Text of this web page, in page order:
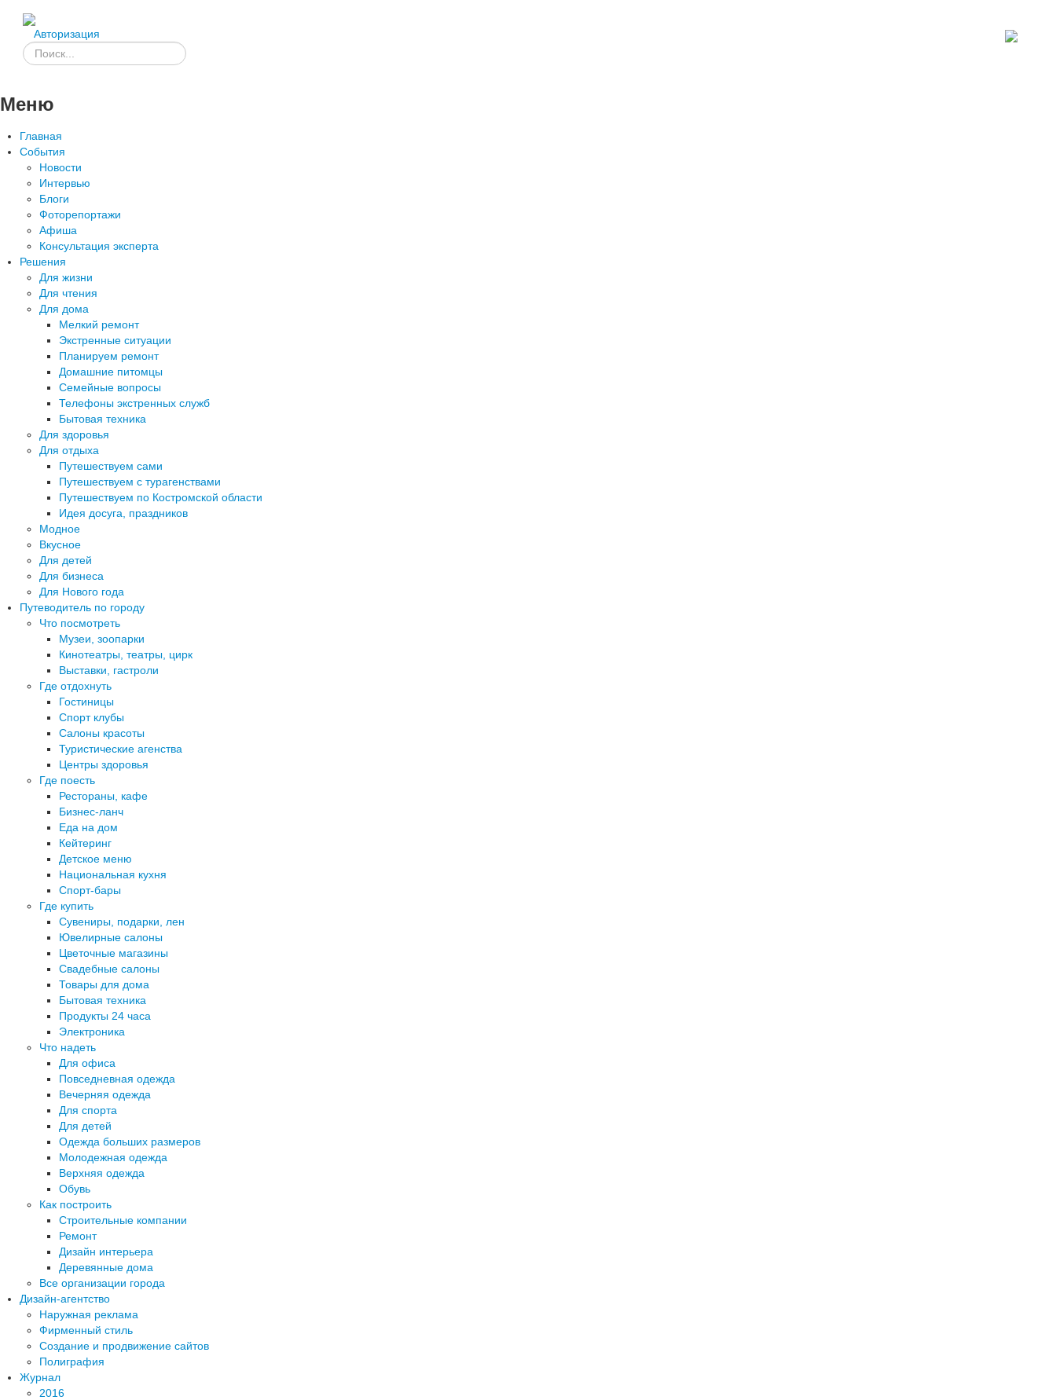
Авторизация
Меню
Главная
События
Новости
Интервью
Блоги
Фоторепортажи
Афиша
Консультация эксперта
Решения
Для жизни
Для чтения
Для дома
Мелкий ремонт
Экстренные ситуации
Планируем ремонт
Домашние питомцы
Семейные вопросы
Телефоны экстренных служб
Бытовая техника
Для здоровья
Для отдыха
Путешествуем сами
Путешествуем с турагенствами
Путешествуем по Костромской области
Идея досуга, праздников
Модное
Вкусное
Для детей
Для бизнеса
Для Нового года
Путеводитель по городу
Что посмотреть
Музеи, зоопарки
Кинотеатры, театры, цирк
Выставки, гастроли
Где отдохнуть
Гостиницы
Спорт клубы
Салоны красоты
Туристические агенства
Центры здоровья
Где поесть
Рестораны, кафе
Бизнес-ланч
Еда на дом
Кейтеринг
Детское меню
Национальная кухня
Спорт-бары
Где купить
Сувениры, подарки, лен
Ювелирные салоны
Цветочные магазины
Свадебные салоны
Товары для дома
Бытовая техника
Продукты 24 часа
Электроника
Что надеть
Для офиса
Повседневная одежда
Вечерняя одежда
Для спорта
Для детей
Одежда больших размеров
Молодежная одежда
Верхняя одежда
Обувь
Как построить
Строительные компании
Ремонт
Дизайн интерьера
Деревянные дома
Все организации города
Дизайн-агентство
Наружная реклама
Фирменный стиль
Создание и продвижение сайтов
Полиграфия
Журнал
2016